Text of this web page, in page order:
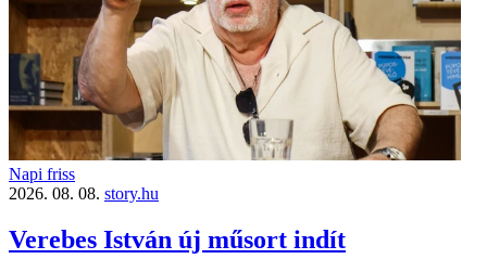
Napi friss
2026. 08. 08. story.hu
Verebes István új műsort indít